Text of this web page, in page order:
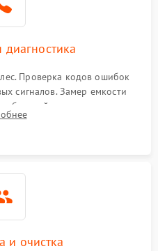
Проверка кодов ошибок
сигналов. Замер емкости
базовой станции зарядки.
и датчиков падения для
и очистка